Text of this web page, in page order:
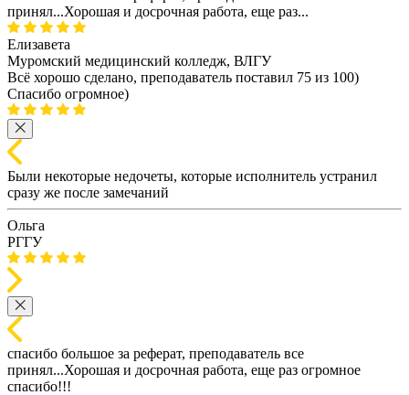
принял...Хорошая и досрочная работа, еще раз...
Елизавета
Муромский медицинский колледж, ВЛГУ
Всё хорошо сделано, преподаватель поставил 75 из 100)
Спасибо огромное)
Были некоторые недочеты, которые исполнитель устранил
сразу же после замечаний
Ольга
РГГУ
спасибо большое за реферат, преподаватель все
принял...Хорошая и досрочная работа, еще раз огромное
спасибо!!!